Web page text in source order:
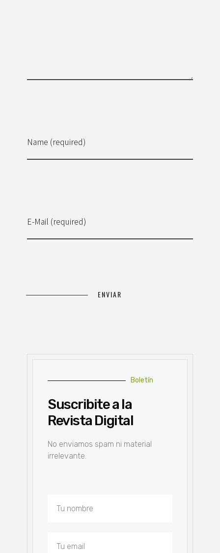
Name (required)
E-Mail (required)
Boletín
Suscribite a la
Revista Digital
No enviamos spam ni material
irrelevante.